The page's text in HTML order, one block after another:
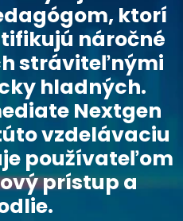
ktorí
náročné
stráviteľnými
hladných.
Nextgen
vzdelávaciu
používateľom
prístup a